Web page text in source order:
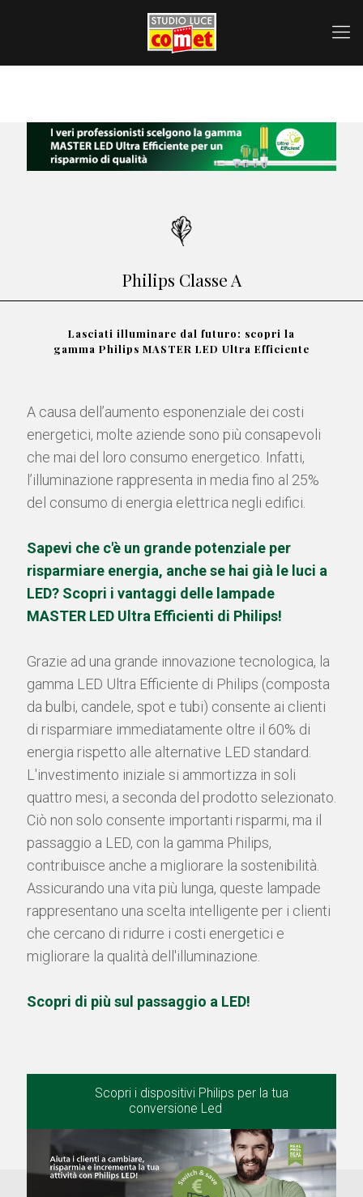
Philips Classe A
Lasciati illuminare dal futuro: scopri la
gamma Philips MASTER LED Ultra Efficiente
A causa dell’aumento esponenziale dei costi
energetici, molte aziende sono più consapevoli
che mai del loro consumo energetico. Infatti,
l’illuminazione rappresenta in media fino al 25%
del consumo di energia elettrica negli edifici.
Sapevi che c'è un grande potenziale per
risparmiare energia, anche se hai già le luci a
LED? Scopri i vantaggi delle lampade
MASTER LED Ultra Efficienti di Philips!
Grazie ad una grande innovazione tecnologica, la
gamma LED Ultra Efficiente di Philips (composta
da bulbi, candele, spot e tubi) consente ai clienti
di risparmiare immediatamente oltre il 60% di
energia rispetto alle alternative LED standard.
L'investimento iniziale si ammortizza in soli
quattro mesi, a seconda del prodotto selezionato.
Ciò non solo consente importanti risparmi, ma il
passaggio a LED, con la gamma Philips,
contribuisce anche a migliorare la sostenibilità.
Assicurando una vita più lunga, queste lampade
rappresentano una scelta intelligente per i clienti
che cercano di ridurre i costi energetici e
migliorare la qualità dell'illuminazione.
Scopri di più sul passaggio a LED!
Scopri i dispositivi Philips per la tua
conversione Led